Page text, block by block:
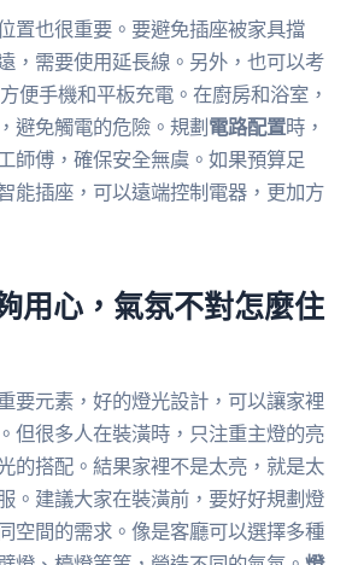
置也很重要。要避免插座被家具擋
，需要使用延長線。另外，也可以考
便手機和平板充電。在廚房和浴室，
避免觸電的危險。規劃電路配置時，
師傅，確保安全無虞。如果預算足
能插座，可以遠端控制電器，更加方
用心，氣氛不對怎麼住
要元素，好的燈光設計，可以讓家裡
但很多人在裝潢時，只注重主燈的亮
的搭配。結果家裡不是太亮，就是太
。建議大家在裝潢前，要好好規劃燈
空間的需求。像是客廳可以選擇多種